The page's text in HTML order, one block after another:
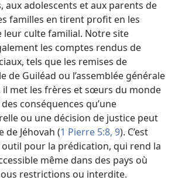
aux adolescents et aux parents de
familles en tirent profit en les
leur culte familial. Notre site
les comptes rendus de
tels que les remises de
de Guiléad ou l’assemblée générale
il met les frères et sœurs du monde
conséquences qu’une
ou une décision de justice peut
de Jéhovah (1 Pierre 5:8, 9). C’est
pour la prédication, qui rend la
même dans des pays où
restrictions ou interdite.